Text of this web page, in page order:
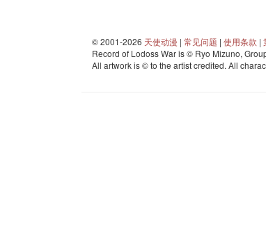
© 2001-2026 天使动漫 | 常见问题 | 使用条款 |
Record of Lodoss War is © Ryo Mizuno,
All artwork is © to the artist credited. All